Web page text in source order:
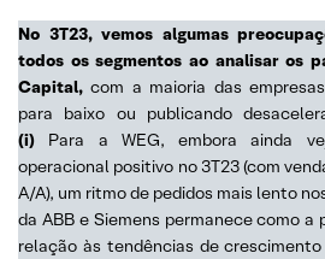
No 3T23, vemos algumas
todos os segmentos ao analisar os
Capital, com a maioria das
para baixo ou publicando
(i) Para a WEG, embora ainda
operacional positivo no 3T23 (com
A/A), um ritmo de pedidos mais lento
da ABB e Siemens permanece como a
relação às tendências de